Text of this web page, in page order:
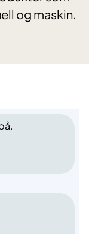
og maskin.